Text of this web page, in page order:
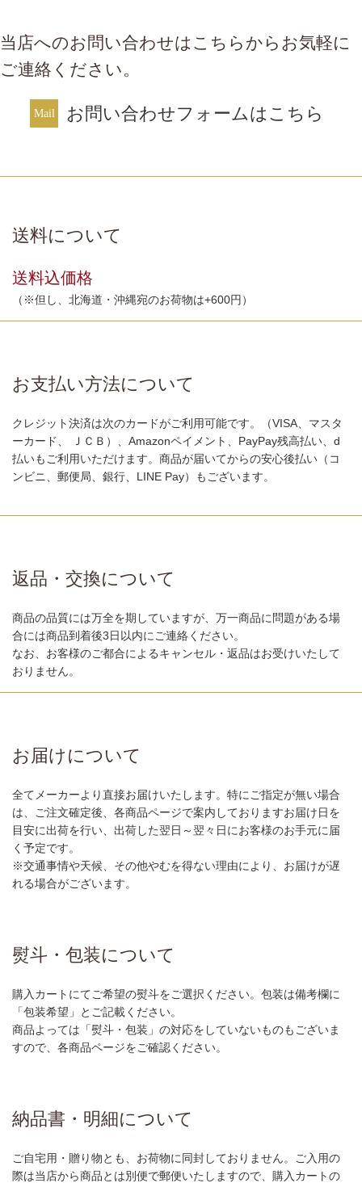
当店へのお問い合わせはこちらからお気軽に
ご連絡ください。
お問い合わせフォームはこちら
送料について
送料込価格
（※但し、北海道・沖縄宛のお荷物は+600円）
お支払い方法について
クレジット決済は次のカードがご利用可能です。（VISA、マスタ
ーカード、 ＪＣＢ）、Amazonペイメント、PayPay残高払い、d
払いもご利用いただけます。商品が届いてからの安心後払い（コ
ンビニ、郵便局、銀行、LINE Pay）もございます。
返品・交換について
商品の品質には万全を期していますが、万一商品に問題がある場
合には商品到着後3日以内にご連絡ください。
なお、お客様のご都合によるキャンセル・返品はお受けいたして
おりません。
お届けについて
全てメーカーより直接お届けいたします。特にご指定が無い場合
は、ご注文確定後、各商品ページで案内しておりますお届け日を
目安に出荷を行い、出荷した翌日～翌々日にお客様のお手元に届
く予定です。
※交通事情や天候、その他やむを得ない理由により、お届けが遅
れる場合がございます。
熨斗・包装について
購入カートにてご希望の熨斗をご選択ください。包装は備考欄に
「包装希望」とご記載ください。
商品よっては「熨斗・包装」の対応をしていないものもございま
すので、各商品ページをご確認ください。
納品書・明細について
ご自宅用・贈り物とも、お荷物に同封しておりません。ご入用の
際は当店から商品とは別便で郵便いたしますので、購入カートの